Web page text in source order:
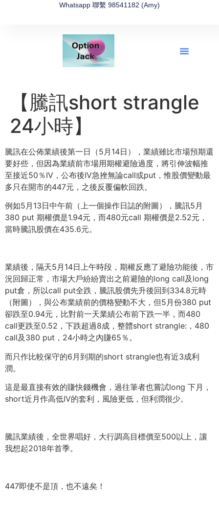
Whatsapp 聯繫 98541182 (Amy)
【騰訊short strangle
24小時】
騰訊在公佈業績後第一日（5月14日）， 業績雖比市場預期還
要好些，但因為業績前市場用期權避險過度， 將引伸波幅推
至接近50％IV， 公布後IV急挫無論call或put，惟股價變動最
多只在開市的447元，之後反覆偏軟回跌。
例如5月13日中午前（上一個操作日誌的附圖），騰訊5月
380 put 期權價是1.94元，而480元call 期權價是2.52元，
當時騰訊股價在435.6元。
業績後，隔天5月14日上午時段，期權反應了避險功能後， 市
況回歸正常，市場大戶紛紛賣出之前避險的long call及long
put倉，所以call put全跌，騰訊股價先升後回到334.8元時
（附圖）， 與公布業績前的價格變動不大，但5月份380 put
卻跌至0.94元，比對前一天業績公布前下跌一半，而480
call更跌至0.52，下跌超過8成，整體short strangle:，480
call及380 put，24小時之內賺65％。
而只作比較保守的6月到期的short strangle也有近3成利
潤。
這是最直接有效的賺快錢機會，過往筆者也嘗試long 下月，
short近月作高低IV的套利，風險更低，但利潤很少。
騰訊業績後，全世界唱好，大行調高目標價至500以上， 讓
我想起2018年首季。
447即使不是頂，也不遠矣！